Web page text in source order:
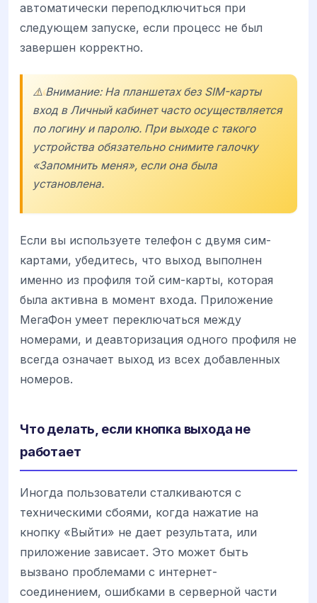
автоматически переподключиться при
следующем запуске, если процесс не был
завершен корректно.
⚠️ Внимание: На планшетах без SIM-карты
вход в Личный кабинет часто осуществляется
по логину и паролю. При выходе с такого
устройства обязательно снимите галочку
«Запомнить меня», если она была
установлена.
Если вы используете телефон с двумя сим-
картами, убедитесь, что выход выполнен
именно из профиля той сим-карты, которая
была активна в момент входа. Приложение
МегаФон умеет переключаться между
номерами, и деавторизация одного профиля не
всегда означает выход из всех добавленных
номеров.
Что делать, если кнопка выхода не
работает
Иногда пользователи сталкиваются с
техническими сбоями, когда нажатие на
кнопку «Выйти» не дает результата, или
приложение зависает. Это может быть
вызвано проблемами с интернет-
соединением, ошибками в серверной части